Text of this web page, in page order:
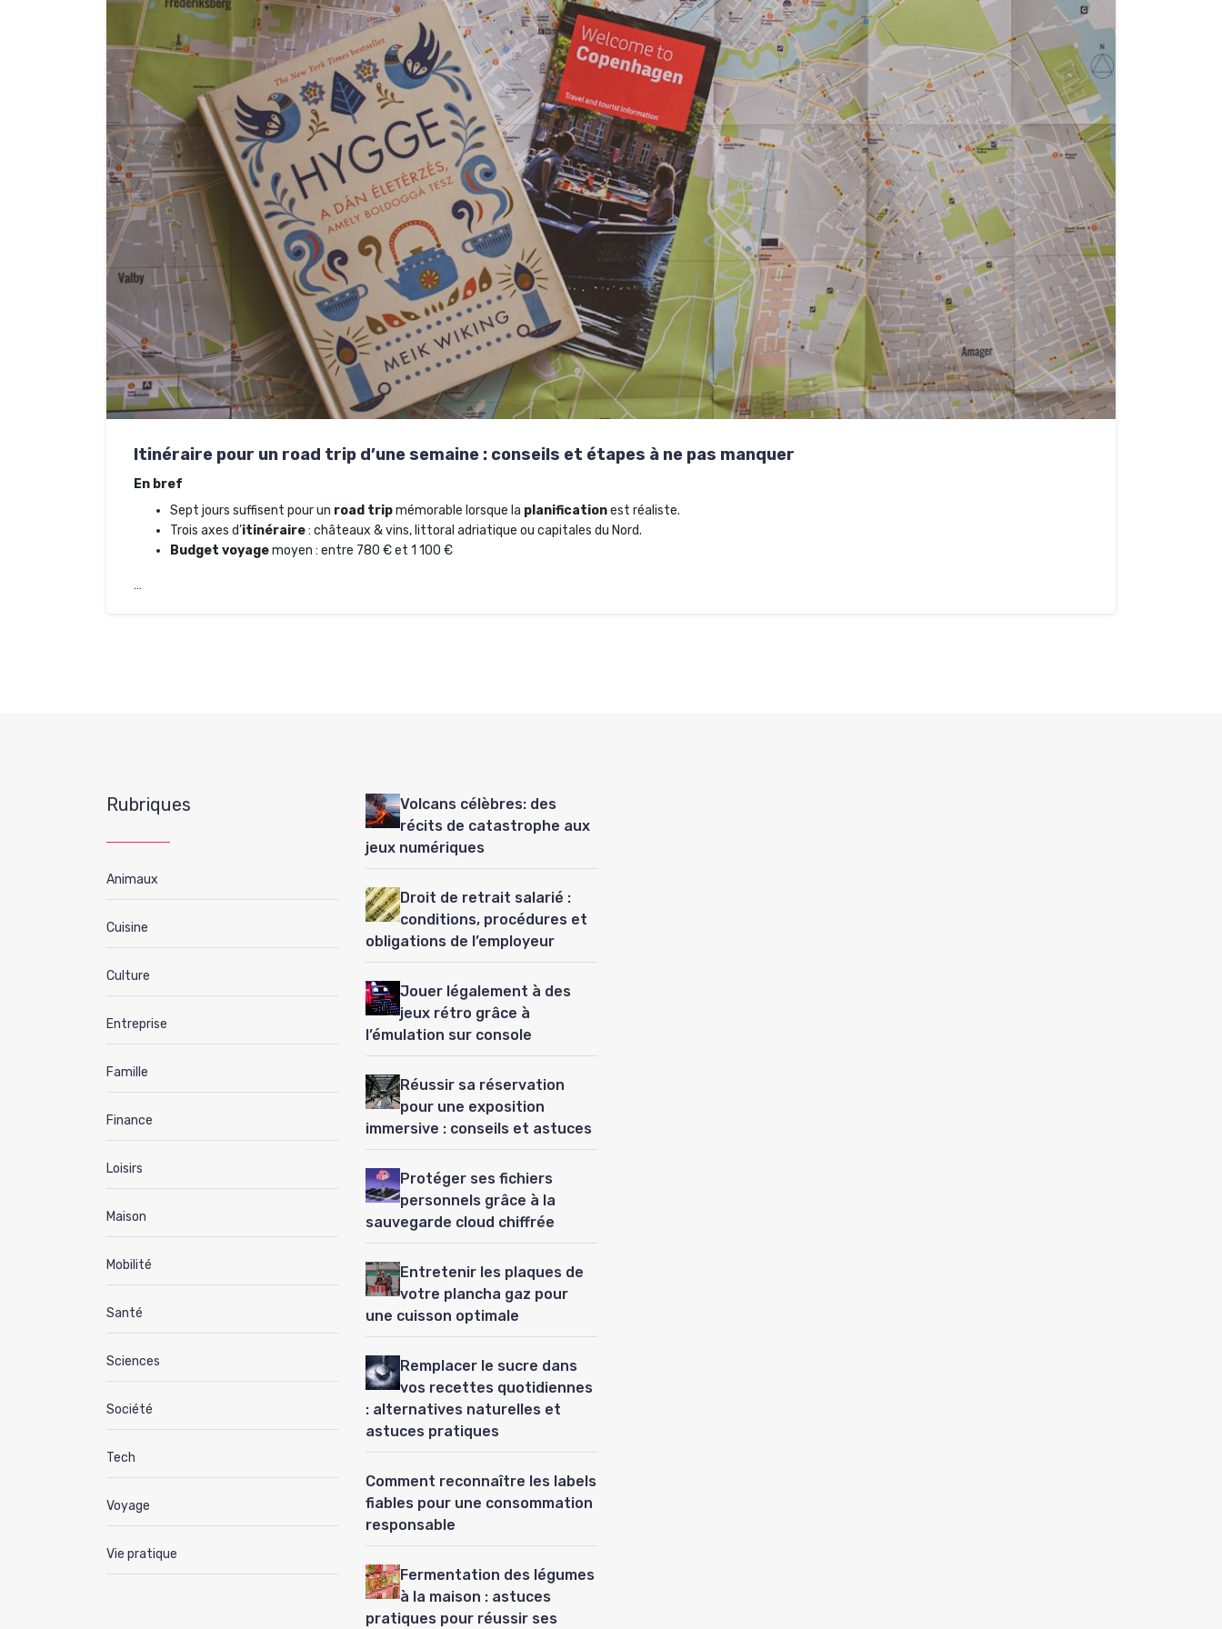
Itinéraire pour un road trip d’une semaine : conseils et étapes à ne pas manquer
En bref
Sept jours suffisent pour un road tripmémorable lorsque la planificationest réaliste.
Trois axes d’itinéraire: châteaux & vins, littoral adriatique ou capitales du Nord.
Budget voyagemoyen : entre 780 € et 1 100 €
…
Rubriques
Animaux
Cuisine
Culture
Entreprise
Famille
Finance
Loisirs
Maison
Mobilité
Santé
Sciences
Société
Tech
Voyage
Vie pratique
Volcans célèbres: des
récits de catastrophe aux
jeux numériques
Droit de retrait salarié :
conditions, procédures et
obligations de l’employeur
Jouer légalement à des
jeux rétro grâce à
l’émulation sur console
Réussir sa réservation
pour une exposition
immersive : conseils et astuces
Protéger ses fichiers
personnels grâce à la
sauvegarde cloud chiffrée
Entretenir les plaques de
votre plancha gaz pour
une cuisson optimale
Remplacer le sucre dans
vos recettes quotidiennes
: alternatives naturelles et
astuces pratiques
Comment reconnaître les labels
fiables pour une consommation
responsable
Fermentation des légumes
à la maison : astuces
pratiques pour réussir ses